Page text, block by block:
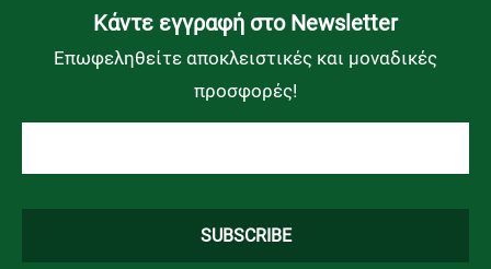
Kάντε εγγραφή στο Newsletter
Επωφεληθείτε αποκλειστικές και μοναδικές
προσφορές!